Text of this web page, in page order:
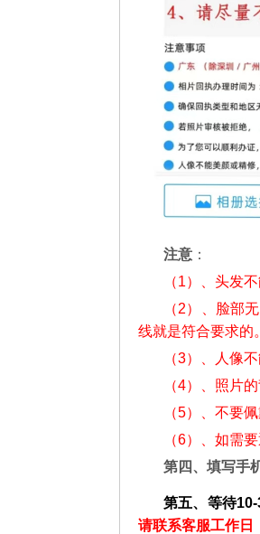
注意 ：
（1）、头发
（2）、脸部
线就是符合要求的。
（3）、人像
（4）、照片
（5）、不要
（6）、如需
第四、填写手
第五、等待
请联系客服工作日